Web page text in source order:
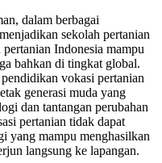
dalam berbagai
sekolah pertanian
Indonesia mampu
bahkan di tingkat global.
vokasi pertanian
generasi muda yang
dan tantangan perubahan
pertanian tidak dapat
yang mampu menghasilkan
langsung ke lapangan.